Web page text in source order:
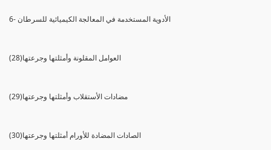
6- الأدوية المستخدمة في المعالجة الكيميائية للسرطان
(28)العوامل المقلونة وأمثلتها وجرعتها
(29)مضادات الأستقلاب وأمثلتها وجرعتها
(30)الصادات المضادة للأورام أمثلتها وجرعتها